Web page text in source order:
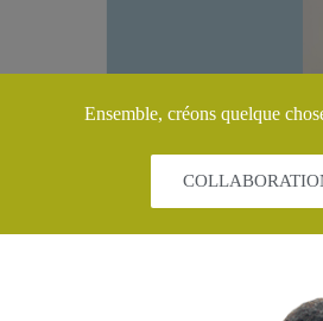
Ensemble, créons quelque